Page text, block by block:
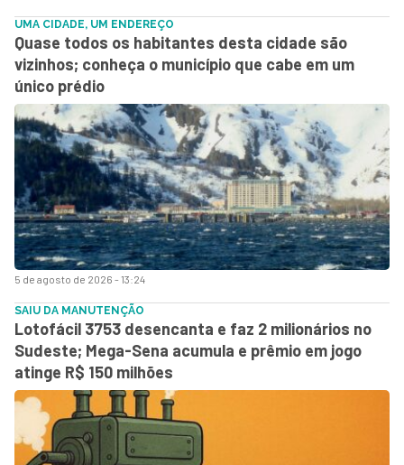
5 de agosto de 2026 - 13:24
UMA CIDADE, UM ENDEREÇO
Quase todos os habitantes desta cidade são
vizinhos; conheça o município que cabe em um
único prédio
SAIU DA MANUTENÇÃO
Lotofácil 3753 desencanta e faz 2 milionários no
Sudeste; Mega-Sena acumula e prêmio em jogo
atinge R$ 150 milhões